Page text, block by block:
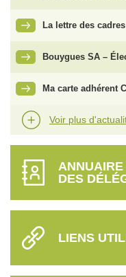
La lettre des
Bouygues SA –
Ma carte adhérent
Voir plus
ANNUAIRE
DES
LIENS